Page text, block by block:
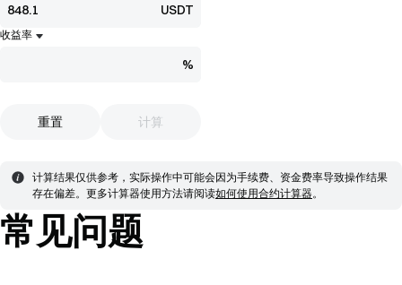
USDT
收益率
%
重置 计算
计算结果仅供参考，实际操作中可能会因为手续费、资金费率导致操作结果
存在偏差。 更多计算器使用方法请阅读如何使用合约计算器。
常见问题